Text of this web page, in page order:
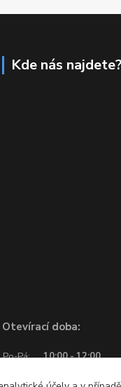
Kde nás najdete?
Otevírací doba:
Po-Pá: 10:00 - 12:00